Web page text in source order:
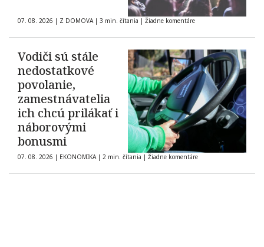
07. 08. 2026 | Z DOMOVA | 3 min. čítania | Žiadne komentáre
Vodiči sú stále
nedostatkové
povolanie,
zamestnávatelia
ich chcú prilákať i
náborovými
bonusmi
07. 08. 2026 | EKONOMIKA | 2 min. čítania | Žiadne komentáre